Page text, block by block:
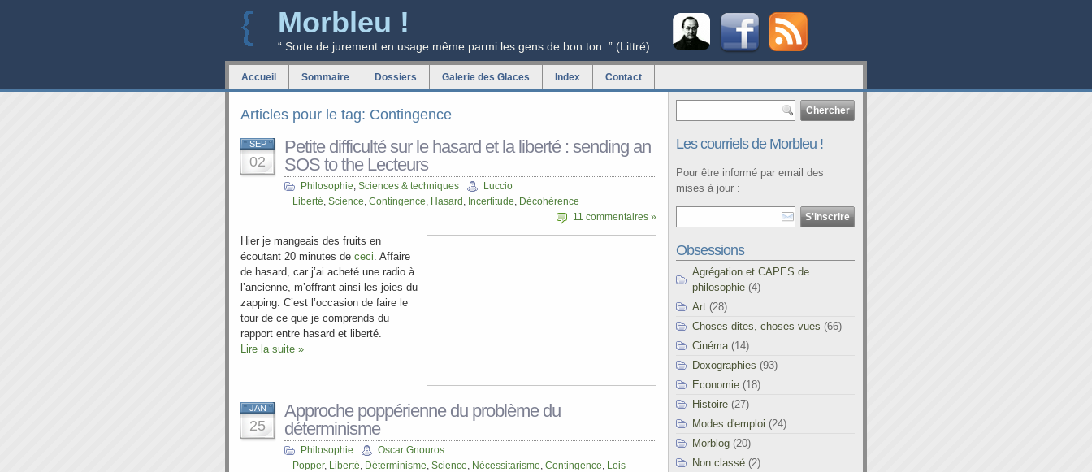
Morbleu !
“ Sorte de jurement en usage même parmi les gens de bon ton. ” (Littré)
Accueil Sommaire Dossiers Galerie des Glaces Index Contact
Articles pour le tag: Contingence
SEP
02
Petite difficulté sur le hasard et la liberté : sending an
SOS to the Lecteurs
Philosophie, Sciences & techniques
Luccio
Liberté, Science, Contingence, Hasard , Incertitude, Décohérence
11 commentaires »
Hier je mangeais des fruits en
écoutant 20 minutes de ceci. Affaire
de hasard, car j’ai acheté une radio à
l’ancienne, m’offrant ainsi les joies du
zapping. C’est l’occasion de faire le
tour de ce que je comprends du
rapport entre hasard et liberté.
Lire la suite »
JAN
25
Approche poppérienne du problème du
déterminisme
Philosophie
Oscar Gnouros
Popper, Liberté, Déterminisme, Science, Nécessitarisme, Contingence, Lois
Les courriels de Morbleu !
Pour être informé par email des
mises à jour :
Obsessions
Agrégation et CAPES de
philosophie (4)
Art (28)
Choses dites, choses vues (66)
Cinéma (14)
Doxographies (93)
Economie (18)
Histoire (27)
Modes d'emploi (24)
Morblog (20)
Non classé (2)